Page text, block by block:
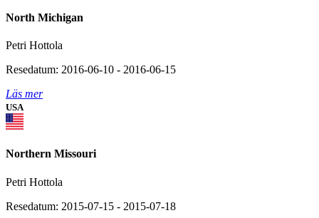
North Michigan
Petri Hottola
Resedatum: 2016-06-10 - 2016-06-15
Läs mer
USA
Northern Missouri
Petri Hottola
Resedatum: 2015-07-15 - 2015-07-18